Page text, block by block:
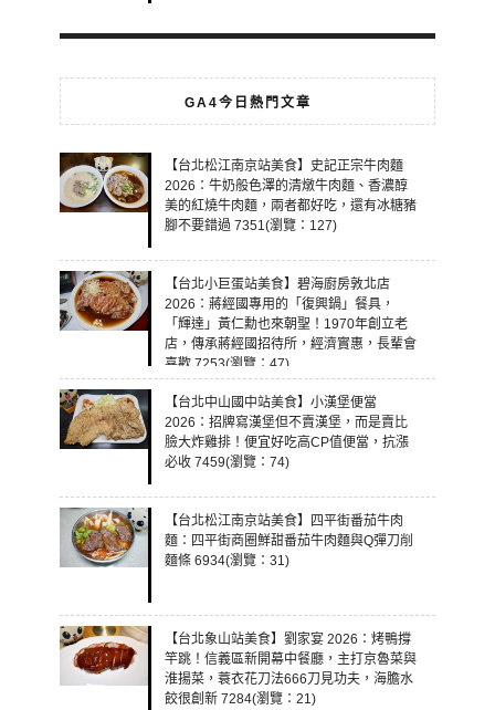
GA4今日熱門文章
【台北松江南京站美食】史記正宗牛肉麵
2026：牛奶般色澤的清燉牛肉麵、香濃醇
美的紅燒牛肉麵，兩者都好吃，還有冰糖豬
腳不要錯過 7351(瀏覽：127)
【台北小巨蛋站美食】碧海廚房敦北店
2026：蔣經國專用的「復興鍋」餐具，
「輝達」黃仁勳也來朝聖！1970年創立老
店，傳承蔣經國招待所，經濟實惠，長輩會
喜歡 7253(瀏覽：47)
【台北中山國中站美食】小漢堡便當
2026：招牌寫漢堡但不賣漢堡，而是賣比
臉大炸雞排！便宜好吃高CP值便當，抗漲
必收 7459(瀏覽：74)
【台北松江南京站美食】四平街番茄牛肉
麵：四平街商圈鮮甜番茄牛肉麵與Q彈刀削
麵條 6934(瀏覽：31)
【台北象山站美食】劉家宴 2026：烤鴨撐
竿跳！信義區新開幕中餐廳，主打京魯菜與
淮揚菜，蓑衣花刀法666刀見功夫，海膽水
餃很創新 7284(瀏覽：21)